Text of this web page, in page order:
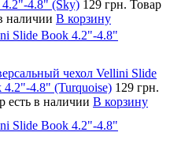
4.8" (Sky) 129 грн. Товар
наличии В корзину
Slide Book 4.2"-4.8"
чехол Vellini Slide
4.2"-4.8" (Turquoise) 129 грн.
есть в наличии В корзину
Slide Book 4.2"-4.8"